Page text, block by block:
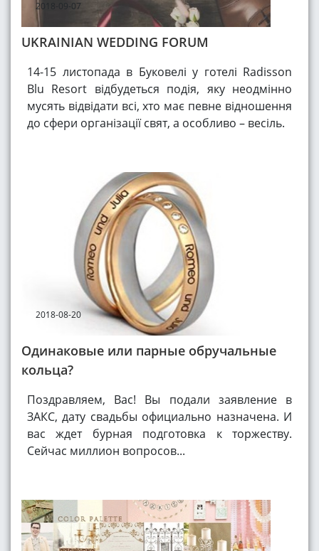
2018-09-07
UKRAINIAN WEDDING FORUM
14-15 листопада в Буковелі у готелі Radisson
Blu Resort відбудеться подія, яку неодмінно
мусять відвідати всі, хто має певне відношення
до сфери організації свят, а особливо – весіль.
2018-08-20
Одинаковые или парные обручальные
кольца?
Поздравляем, Вас! Вы подали заявление в
ЗАКС, дату свадьбы официально назначена. И
вас ждет бурная подготовка к торжеству.
Сейчас миллион вопросов...